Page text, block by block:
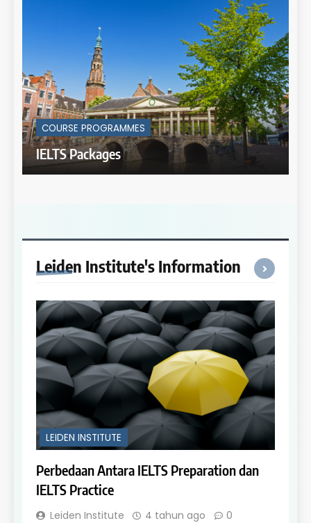
COURSE PROGRAMMES
IELTS Packages
Leiden Institute's Information
LEIDEN INSTITUTE
Perbedaan Antara IELTS Preparation dan
IELTS Practice
Leiden Institute 4 tahun ago 0